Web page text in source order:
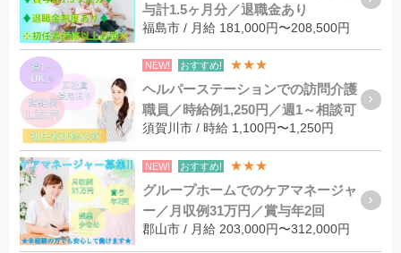
与計1.5ヶ月分／退職金あり
福島市 / 月給 181,000円〜208,500円
NEW! おすすめ! ★★★
ヘルパーステーションでの訪問介護
職員／時給例1,250円／週1～相談可
須賀川市 / 時給 1,100円〜1,250円
NEW! おすすめ! ★★★
グループホームでのケアマネージャ
ー／月収例31万円／賞与年2回
郡山市 / 月給 203,000円〜312,000円